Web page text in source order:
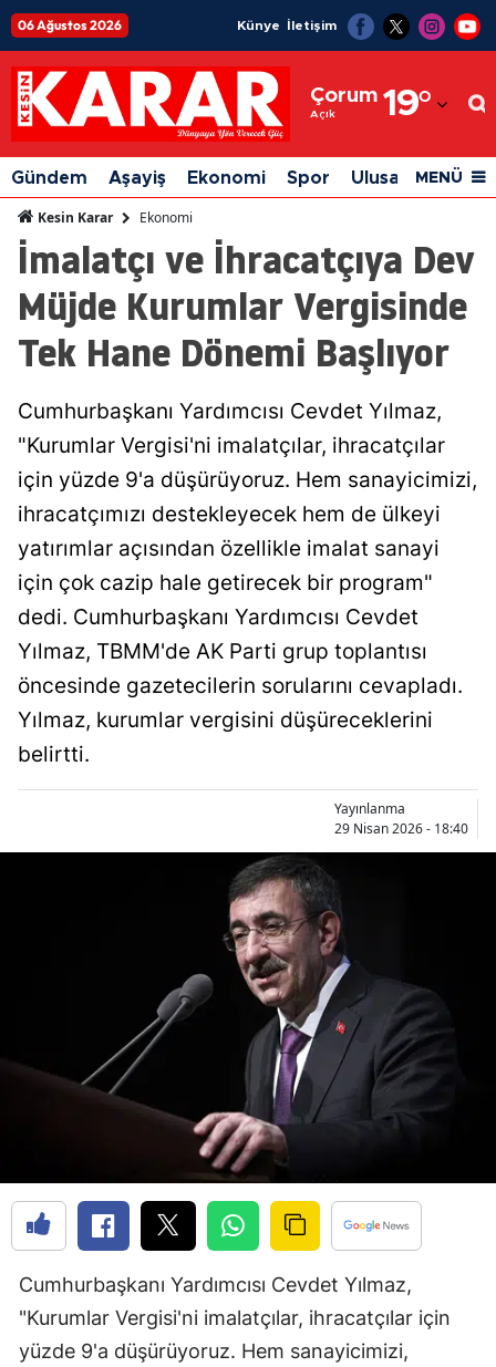
06 Ağustos 2026 Künye İletişim
Çorum
Açık 19°
Adıyaman
Afyonkarahisar
Ağrı
Amasya
Ankara
Antalya
Balıkesir
Bilecik
Bitlis
Bolu
Burdur
Çanakkale
Çankırı
Çorum
Denizli
Diyarbakır
Edirne
Elazığ
Erzincan
Eskişehir
Gaziantep
Giresun
Gümüşhane
Gündem Aşayiş Ekonomi Spor Ulusal Siyaset
MENÜ
Kesin Karar Ekonomi
İmalatçı ve İhracatçıya Dev
Müjde Kurumlar Vergisinde
Tek Hane Dönemi Başlıyor
Cumhurbaşkanı Yardımcısı Cevdet Yılmaz,
"Kurumlar Vergisi'ni imalatçılar, ihracatçılar
için yüzde 9'a düşürüyoruz. Hem sanayicimizi,
ihracatçımızı destekleyecek hem de ülkeyi
yatırımlar açısından özellikle imalat sanayi
için çok cazip hale getirecek bir program"
dedi. Cumhurbaşkanı Yardımcısı Cevdet
Yılmaz, TBMM'de AK Parti grup toplantısı
öncesinde gazetecilerin sorularını cevapladı.
Yılmaz, kurumlar vergisini düşüreceklerini
belirtti.
Yayınlanma
29 Nisan 2026 - 18:40
Cumhurbaşkanı Yardımcısı Cevdet Yılmaz,
"Kurumlar Vergisi'ni imalatçılar, ihracatçılar için
yüzde 9'a düşürüyoruz. Hem sanayicimizi,